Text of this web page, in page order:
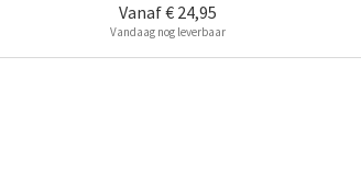
Vanaf€ 24,95
Vandaag nog leverbaar